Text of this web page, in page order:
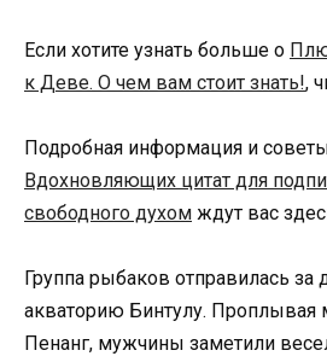
Если хотите узнать больше о
к Деве. О чем вам стоит знать!,
Подробная информация и
Вдохновляющих цитат для
свободного духом ждут вас
Группа рыбаков отправилась за
акваторию Бинтулу. Проплывая
Пенанг, мужчины заметили